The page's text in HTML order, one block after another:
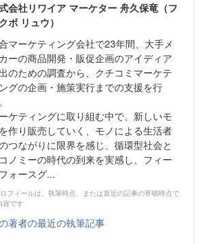
会社リワイア マーケター 舟久保竜（フ
ボ リュウ）
マーケティング会社で23年間、大手メ
ーの商品開発・販促企画のアイディア
のための調査から、クチコミマーケテ
グの企画・施策実行までの支援を行
ケティングに取り組む中で、新しいモ
作り販売していく、モノによる生活者
つながりに限界を感じ、循環型社会と
ノミーの時代の到来を実感し、フィー
ォースグ...
フィールは、執筆時点、または直近の記事の寄稿時点で
容です
著者の最近の執筆記事